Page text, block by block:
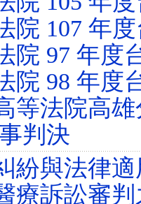
院 107 年
院 97 年度
院 98 年度
等法院高
判決
紛與法律
療訴訟審